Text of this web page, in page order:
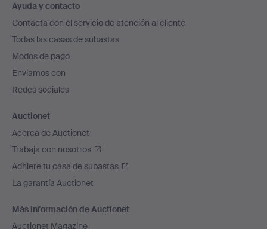
en
el
pie
de
página
Ayuda y contacto
Contacta con el servicio de atención al cliente
Todas las casas de subastas
Modos de pago
Enviamos con
Redes sociales
Auctionet
Acerca de Auctionet
Trabaja con nosotros
Adhiere tu casa de subastas
La garantía Auctionet
Más información de Auctionet
Auctionet Magazine